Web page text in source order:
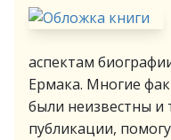
аспектам
Ермака. Многие
были неизвестны и
публикации,